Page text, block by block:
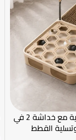
لعبة قطط تفاعلية مع خداشة 2 في